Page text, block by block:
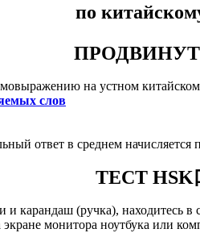
по
на устном
слов
ответ в среднем начисляется
ТЕСТ HSK
и карандаш (ручка),
монитора ноутбука или